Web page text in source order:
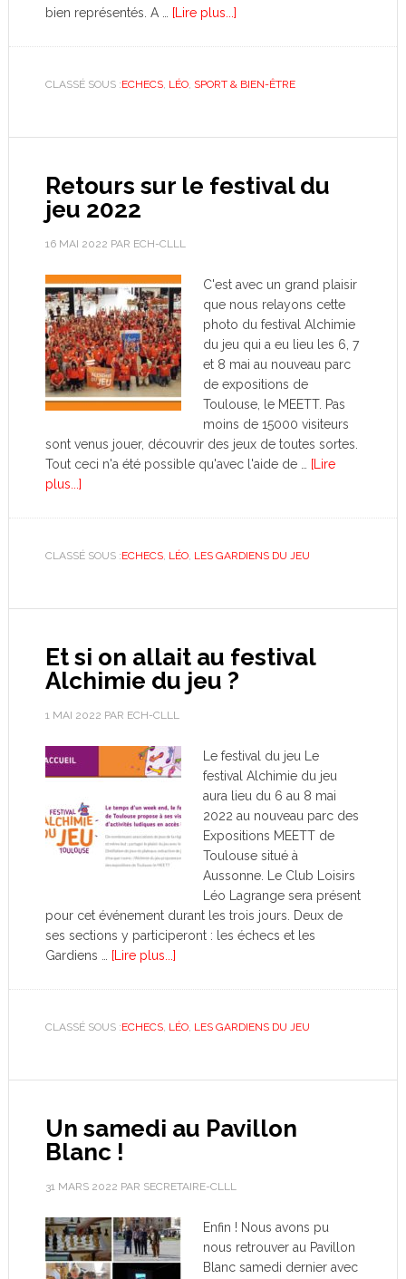
bien représentés. A … [Lire plus...]
CLASSÉ SOUS :ECHECS, LÉO, SPORT & BIEN-ÊTRE
Retours sur le festival du
jeu 2022
16 MAI 2022 PAR ECH-CLLL
C'est avec un grand plaisir
que nous relayons cette
photo du festival Alchimie
du jeu qui a eu lieu les 6, 7
et 8 mai au nouveau parc
de expositions de
Toulouse, le MEETT. Pas
moins de 15000 visiteurs
sont venus jouer, découvrir des jeux de toutes sortes.
Tout ceci n'a été possible qu'avec l'aide de …
[Lire
plus...]
CLASSÉ SOUS :ECHECS, LÉO, LES GARDIENS DU JEU
Et si on allait au festival
Alchimie du jeu ?
1 MAI 2022 PAR ECH-CLLL
Le festival du jeu Le
festival Alchimie du jeu
aura lieu du 6 au 8 mai
2022 au nouveau parc des
Expositions MEETT de
Toulouse situé à
Aussonne. Le Club Loisirs
Léo Lagrange sera présent
pour cet événement durant les trois jours. Deux de
ses sections y participeront : les échecs et les
Gardiens …
[Lire plus...]
CLASSÉ SOUS :ECHECS, LÉO, LES GARDIENS DU JEU
Un samedi au Pavillon
Blanc !
31 MARS 2022 PAR SECRETAIRE-CLLL
Enfin ! Nous avons pu
nous retrouver au Pavillon
Blanc samedi dernier avec